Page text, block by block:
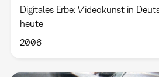
Digitales Erbe: Videokunst in
heute
2006